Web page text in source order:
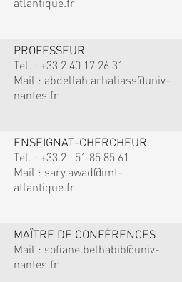
PROFESSEUR
Tel. : +33 2 40 17 26 31
Mail : abdellah.arhaliass@univ-
nantes.fr
ENSEIGNAT-CHERCHEUR
Tel. : +33 2 51 85 85 61
Mail : sary.awad@imt-
atlantique.fr
MAÎTRE DE CONFÉRENCES
Mail : sofiane.belhabib@univ-
nantes.fr